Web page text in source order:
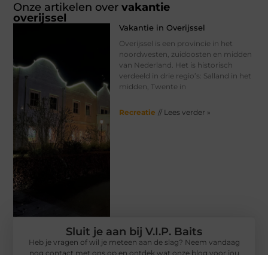
Onze artikelen overvakantie
overijssel
Vakantie in Overijssel
Overijssel is een provincie in het
noordwesten, zuidoosten en midden
van Nederland. Het is historisch
verdeeld in drie regio’s: Salland in het
midden, Twente in
Recreatie // Lees verder »
Sluit je aan bij V.I.P. Baits
Heb je vragen of wil je meteen aan de slag? Neem vandaag
nog contact met ons op en ontdek wat onze blog voor jou